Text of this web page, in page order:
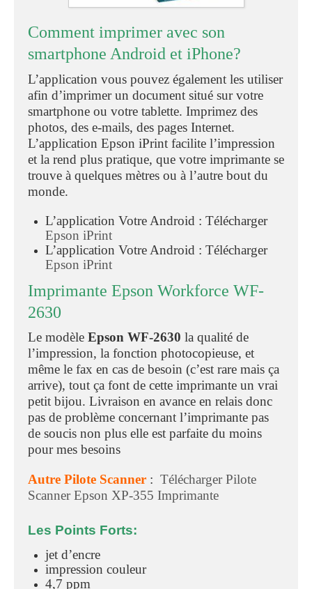
Comment imprimer avec son
smartphone Android et iPhone?
L’application vous pouvez également les utiliser
afin d’imprimer un document situé sur votre
smartphone ou votre tablette. Imprimez des
photos, des e-mails, des pages Internet.
L’application Epson iPrint facilite l’impression
et la rend plus pratique, que votre imprimante se
trouve à quelques mètres ou à l’autre bout du
monde.
L’application Votre Android : Télécharger
Epson iPrint
L’application Votre Android : Télécharger
Epson iPrint
Imprimante Epson Workforce WF-
2630
Le modèle Epson WF-2630 la qualité de
l’impression, la fonction photocopieuse, et
même le fax en cas de besoin (c’est rare mais ça
arrive), tout ça font de cette imprimante un vrai
petit bijou. Livraison en avance en relais donc
pas de problème concernant l’imprimante pas
de soucis non plus elle est parfaite du moins
pour mes besoins
Autre Pilote Scanner : Télécharger Pilote
Scanner Epson XP-355 Imprimante
Les Points Forts:
jet d’encre
impression couleur
4,7 ppm